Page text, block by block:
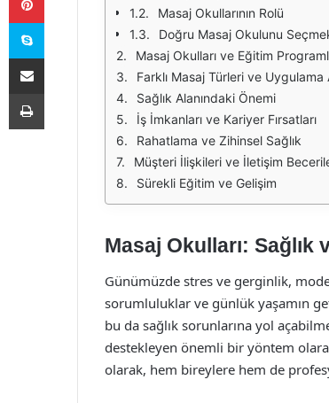
Masaj Okullarının Rolü
Doğru Masaj Okulunu
Masaj Okulları ve Eğitim
Farklı Masaj Türleri ve Uygulama
Sağlık Alanındaki Önemi
İş İmkanları ve Kariyer Fırsatları
Rahatlama ve Zihinsel Sağlık
Müşteri İlişkileri ve İletişim
Sürekli Eğitim ve Gelişim
Masaj Okulları:
Günümüzde stres ve gerginlik,
sorumluluklar ve günlük yaşamın
bu da sağlık sorunlarına yol
destekleyen önemli bir yöntem
olarak, hem bireylere hem de
Skype
E-Posta ile paylaş